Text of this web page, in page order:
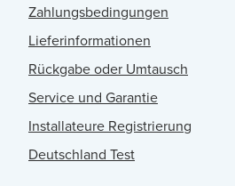
Zahlungsbedingungen
Lieferinformationen
Rückgabe oder Umtausch
Service und Garantie
Installateure Registrierung
Deutschland Test